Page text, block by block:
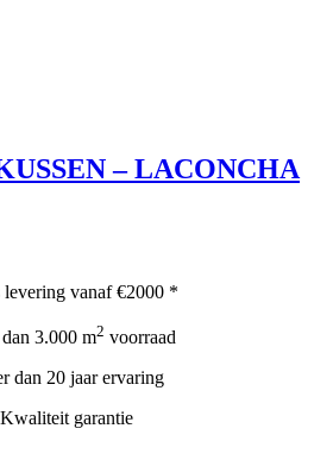
– LACONCHA
levering vanaf €2000 *
3.000 m2 voorraad
dan 20 jaar ervaring
Kwaliteit garantie